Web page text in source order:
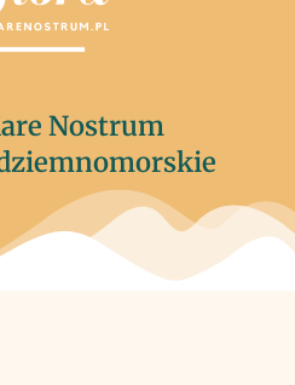
Nostrum